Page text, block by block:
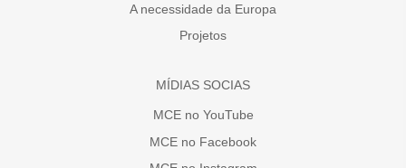
A necessidade da Europa
Projetos
MÍDIAS SOCIAS
MCE no YouTube
MCE no Facebook